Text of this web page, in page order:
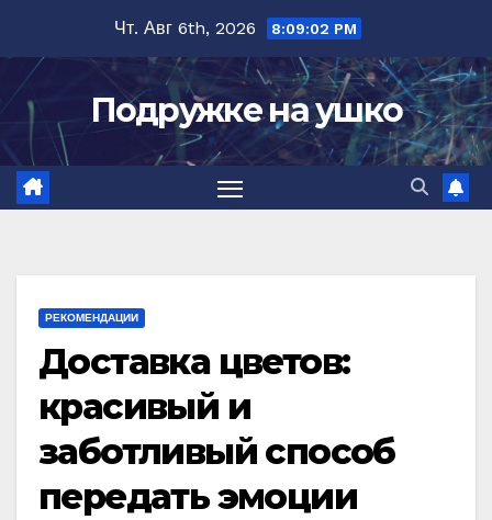
содержимому
Чт. Авг 6th, 2026 8:09:03 PM
Подружке на ушко
РЕКОМЕНДАЦИИ
Доставка цветов:
красивый и
заботливый способ
передать эмоции